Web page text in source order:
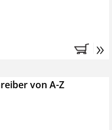
Profipaket im
der derzeitig
tun, das
es entstehen keine
»
von A-Z